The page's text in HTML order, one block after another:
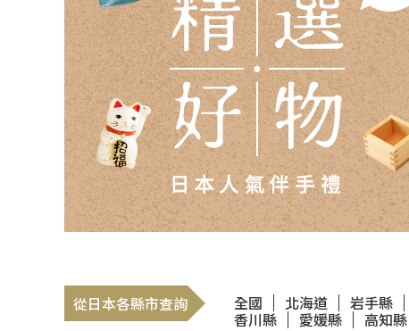
從日本各縣市查詢 全國 北海道 岩手縣
香川縣 愛媛縣 高知縣